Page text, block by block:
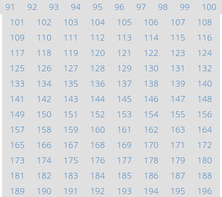
91
92 93 94 95 96 97 98 99
100
101
102 103 104 105 106 107
108
109
110 111 112 113 114 115
116
117
118 119 120 121 122 123
124
125
126 127 128 129 130 131
132
133
134 135 136 137 138 139
140
141
142 143 144 145 146 147
148
149
150 151 152 153 154 155
156
157
158 159 160 161 162 163
164
165
166 167 168 169 170 171
172
173
174 175 176 177 178 179
180
181
182 183 184 185 186 187
188
189
190 191 192 193 194 195
196